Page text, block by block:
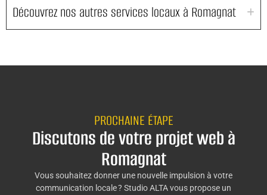
Découvrez nos autres services locaux à Romagnat
PROCHAINE ÉTAPE
Discutons de votre projet web à
Romagnat
Vous souhaitez donner une nouvelle impulsion à votre
communication locale ? Studio ALTA vous propose un